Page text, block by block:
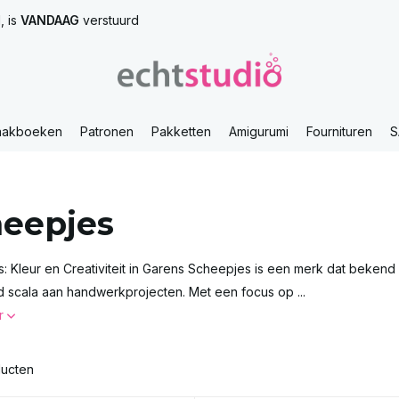
is VANDAAG verstuurd
Patronen Pakketten Amigurumi Fournituren
Kleur en Creativiteit in Garens Scheepjes is een merk dat
scala aan handwerkprojecten. Met een focus op ...